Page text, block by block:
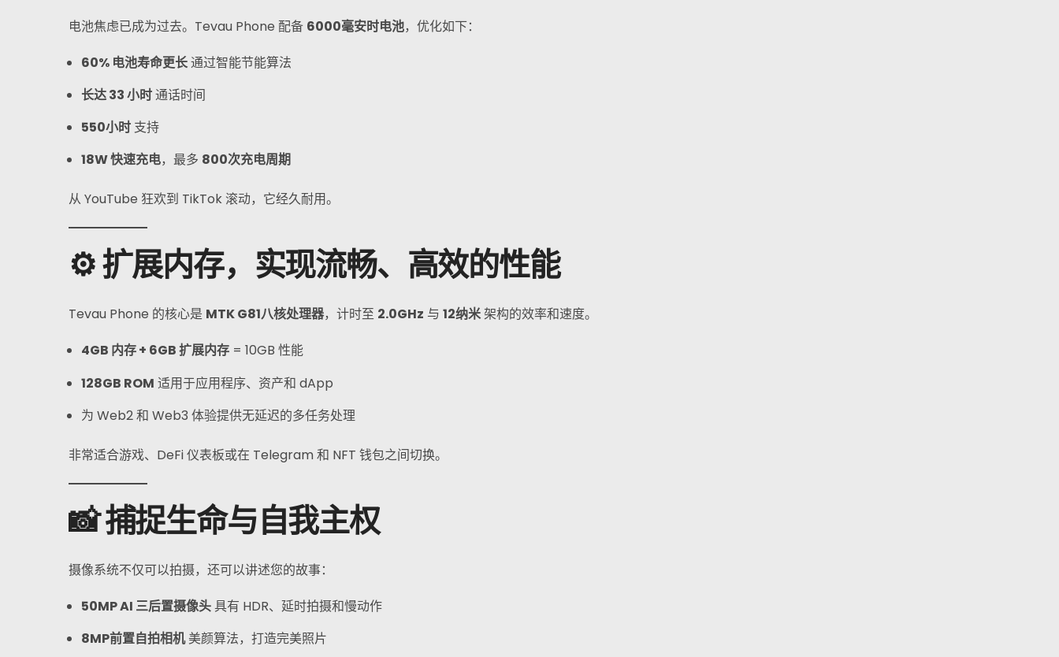
电池焦虑已成为过去。Tevau Phone 配备 6000毫安时电池，优化如下：
60% 电池寿命更长通过智能节能算法
长达 33 小时通话时间
550小时支持
18W 快速充电，最多 800次充电周期
从 YouTube 狂欢到 TikTok 滚动，它经久耐用。
⚙️ 扩展内存，实现流畅、高效的性能
Tevau Phone 的核心是 MTK G81八核处理器，计时至 2.0GHz 与 12纳米架构的效率和速度。
4GB 内存 + 6GB 扩展内存 = 10GB 性能
128GB ROM 适用于应用程序、资产和 dApp
为 Web2 和 Web3 体验提供无延迟的多任务处理
非常适合游戏、DeFi 仪表板或在 Telegram 和 NFT 钱包之间切换。
📸 捕捉生命与自我主权
摄像系统不仅可以拍摄，还可以讲述您的故事：
50MP AI 三后置摄像头具有 HDR、延时拍摄和慢动作
8MP前置自拍相机美颜算法，打造完美照片